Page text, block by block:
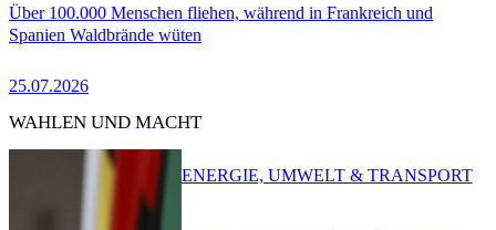
Über 100.000 Menschen fliehen, während in Frankreich und
Spanien Waldbrände wüten
25.07.2026
WAHLEN UND MACHT
ENERGIE, UMWELT & TRANSPORT